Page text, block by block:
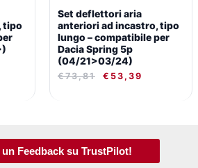
tipo
Set deflettori aria
anteriori ad incastro, tipo
lungo – compatibile per
Dacia Spring 5p
(04/21>03/24)
€73,81 € 53,39
un Feedback su TrustPilot!